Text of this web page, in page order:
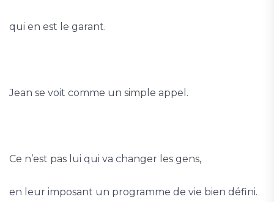
qui en est le garant.
Jean se voit comme un simple appel.
Ce n’est pas lui qui va changer les gens,
en leur imposant un programme de vie bien défini.